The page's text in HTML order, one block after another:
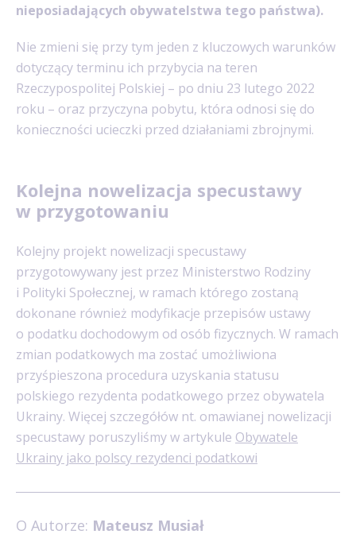
nieposiadających obywatelstwa tego państwa).
Nie zmieni się przy tym jeden z kluczowych warunków
dotyczący terminu ich przybycia na teren
Rzeczypospolitej Polskiej – po dniu 23 lutego 2022
roku – oraz przyczyna pobytu, która odnosi się do
konieczności ucieczki przed działaniami zbrojnymi.
Kolejna nowelizacja specustawy
w przygotowaniu
Kolejny projekt nowelizacji specustawy
przygotowywany jest przez Ministerstwo Rodziny
i Polityki Społecznej, w ramach którego zostaną
dokonane również modyfikacje przepisów ustawy
o podatku dochodowym od osób fizycznych. W ramach
zmian podatkowych ma zostać umożliwiona
przyśpieszona procedura uzyskania statusu
polskiego rezydenta podatkowego przez obywatela
Ukrainy. Więcej szczegółów nt. omawianej nowelizacji
specustawy poruszyliśmy w artykule Obywatele
Ukrainy jako polscy rezydenci podatkowi
O Autorze: Mateusz Musiał